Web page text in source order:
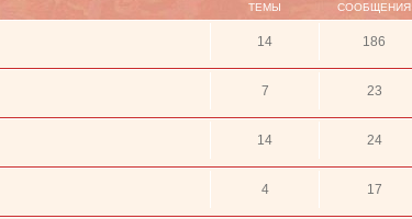
ТЕМЫ СООБЩЕНИЯ
14 186
7 23
14 24
4 17